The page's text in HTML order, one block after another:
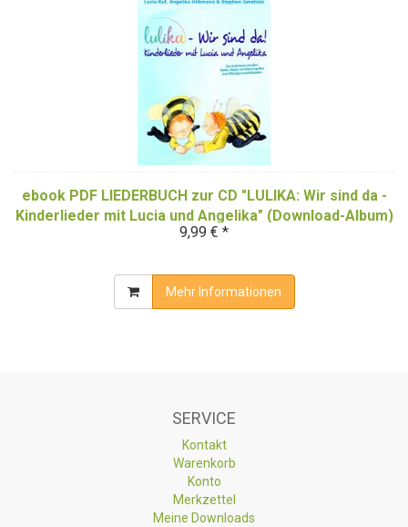
ebook PDF LIEDERBUCH zur CD "LULIKA: Wir sind da -
Kinderlieder mit Lucia und Angelika" (Download-Album)
9,99 € *
Mehr Informationen
SERVICE
Kontakt
Warenkorb
Konto
Merkzettel
Meine Downloads